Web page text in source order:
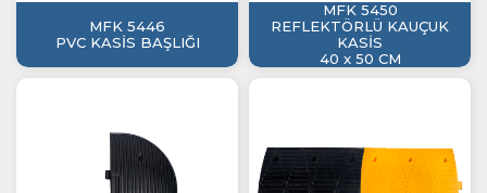
MFK 5446
PVC KASİS BAŞLIĞI
MFK 5450
REFLEKTÖRLÜ KAUÇUK
KASİS
40 x 50 CM